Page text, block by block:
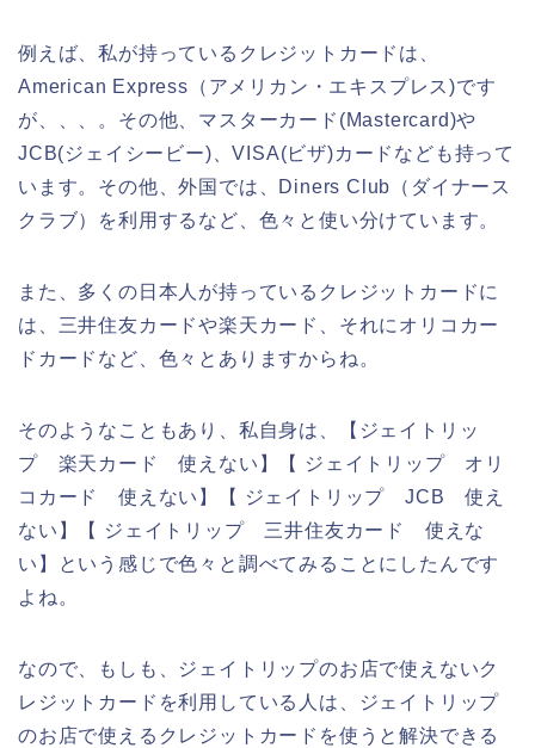
例えば、私が持っているクレジットカードは、
American Express（アメリカン・エキスプレス)です
が、、、。その他、マスターカード(Mastercard)や
JCB(ジェイシービー)、VISA(ビザ)カードなども持って
います。その他、外国では、Diners Club（ダイナース
クラブ）を利用するなど、色々と使い分けています。
また、多くの日本人が持っているクレジットカードに
は、三井住友カードや楽天カード、それにオリコカー
ドカードなど、色々とありますからね。
そのようなこともあり、私自身は、【ジェイトリッ
プ 楽天カード 使えない】【 ジェイトリップ オリ
コカード 使えない】【 ジェイトリップ JCB 使え
ない】【 ジェイトリップ 三井住友カード 使えな
い】という感じで色々と調べてみることにしたんです
よね。
なので、もしも、ジェイトリップのお店で使えないク
レジットカードを利用している人は、ジェイトリップ
のお店で使えるクレジットカードを使うと解決できる